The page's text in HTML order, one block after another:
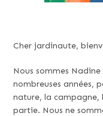
Cher jardinaute,
Nous sommes
nombreuses années,
nature, la campagne,
partie. Nous ne